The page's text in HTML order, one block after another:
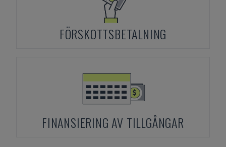
FÖRSKOTTSBETALNING
FINANSIERING AV TILLGÅNGAR